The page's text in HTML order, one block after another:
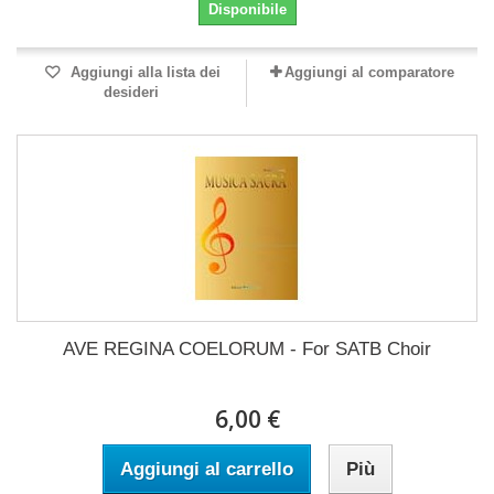
Disponibile
Aggiungi alla lista dei
desideri
Aggiungi al comparatore
AVE REGINA COELORUM - For SATB Choir
6,00 €
Aggiungi al carrello Più